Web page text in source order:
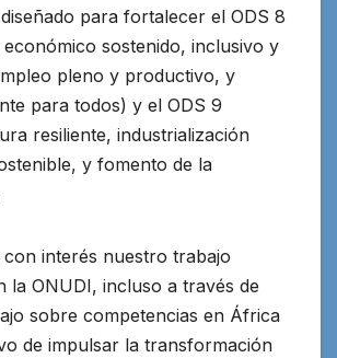
para fortalecer el ODS 8
sostenido, inclusivo y
pleno y productivo, y
para todos) y el ODS 9
resiliente, industrialización
y fomento de la
con interés nuestro trabajo
la ONUDI, incluso a través de
sobre competencias en África
de impulsar la transformación